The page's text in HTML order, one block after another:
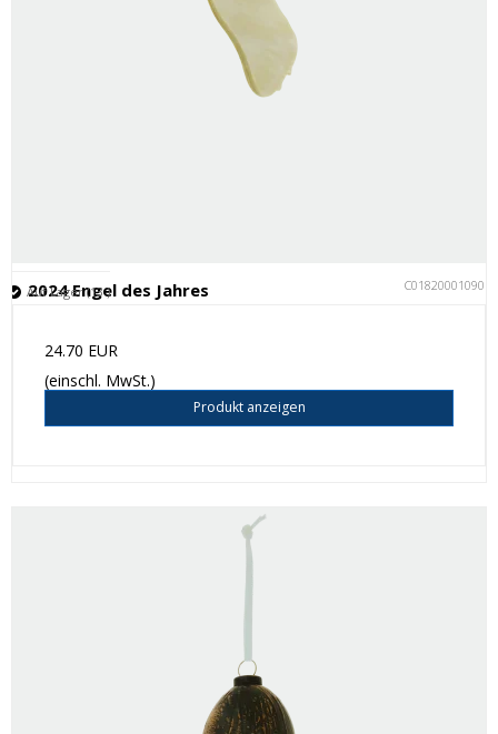
2024 Engel des Jahres C018200010901
Auf Lager (13 )
24.70 EUR
(einschl. MwSt.)
Produkt anzeigen